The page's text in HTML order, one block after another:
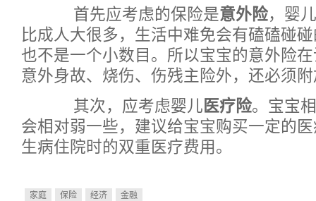
首先应考虑的保险是意外险，婴
比成人大很多，生活中难免会有磕磕碰
也不是一个小数目。所以宝宝的意外险
意外身故、烧伤、伤残主险外，还必须
其次，应考虑婴儿 医疗险。宝宝
会相对弱一些，建议给宝宝购买一定的
生病住院时的双重医疗费用。
家庭 保险 经济 金融